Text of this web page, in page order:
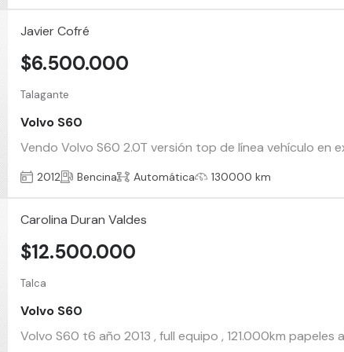
Javier Cofré
Talagante
Volvo S60
Vendo Volvo S60 2.0T versión top de línea vehículo
$6.500.000
2012 Bencina Automática 130000 km
Carolina Duran Valdes
Talca
Volvo S60
Volvo S60 t6 año 2013 , full equipo , 121.000km
$12.500.000